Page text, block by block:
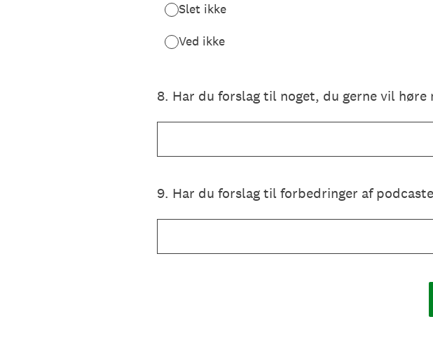
Slet ikke
Ved ikke
8. Har du forslag til noget, du gerne vil høre
9. Har du forslag til forbedringer af